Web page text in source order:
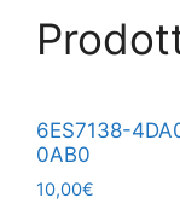
6ES7138-
0AB0
10,00€